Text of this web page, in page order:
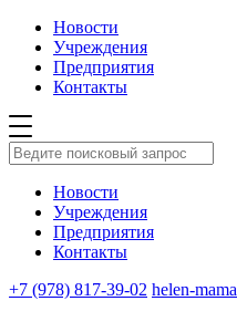
Новости
Учреждения
Предприятия
Контакты
Новости
Учреждения
Предприятия
Контакты
+7 (978) 817-39-02 helen-